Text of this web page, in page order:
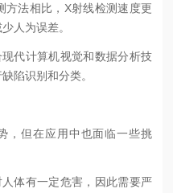
方法相比，X射线检测速度更
人为误差。
代计算机视觉和数据分析技
陷识别和分类。
，但在应用中也面临一些挑
体有一定危害，因此需要严